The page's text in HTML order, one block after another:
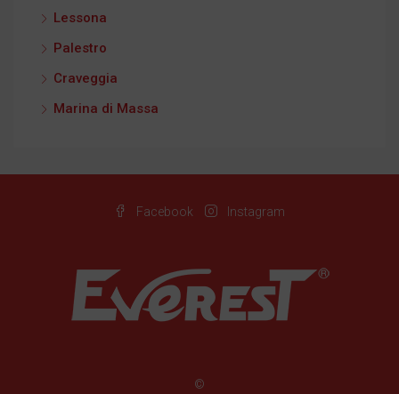
Lessona
Palestro
Craveggia
Marina di Massa
Facebook Instagram
©